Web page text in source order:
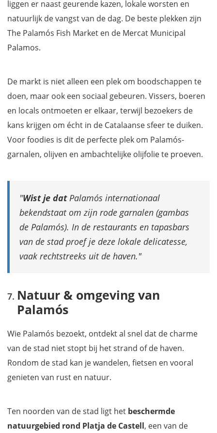
liggen er naast geurende kazen, lokale worsten en
natuurlijk de vangst van de dag. De beste plekken zijn
The Palamós Fish Market en de Mercat Municipal
Palamos.
De markt is niet alleen een plek om boodschappen te
doen, maar ook een sociaal gebeuren. Vissers, boeren
en locals ontmoeten er elkaar, terwijl bezoekers de
kans krijgen om écht in de Catalaanse sfeer te duiken.
Voor foodies is dit de perfecte plek om Palamós-
garnalen, olijven en ambachtelijke olijfolie te proeven.
Wist je datPalamós internationaal
bekendstaat om zijn rode garnalen (gambas
de Palamós). In de restaurants en tapasbars
van de stad proef je deze lokale delicatesse,
vaak rechtstreeks uit de haven.
Natuur & omgeving van
Palamós
Wie Palamós bezoekt, ontdekt al snel dat de charme
van de stad niet stopt bij het strand of de haven.
Rondom de stad kan je wandelen, fietsen en vooral
genieten van rust en natuur.
Ten noorden van de stad ligt het beschermde
natuurgebied rond Platja de Castell, een van de